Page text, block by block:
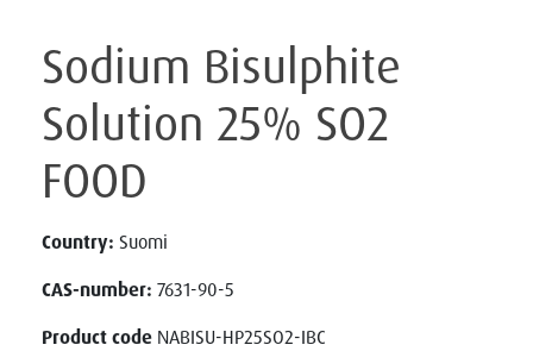
Sodium Bisulphite
Solution 25% SO2
FOOD
Country: Suomi
CAS-number: 7631-90-5
Product code NABISU-HP25SO2-IBC